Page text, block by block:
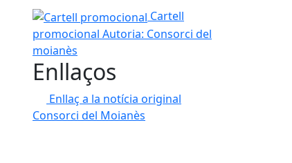
Cartell promocional
Cartell
promocional Autoria: Consorci del
moianès
Enllaços
Enllaç a la notícia original
Consorci del Moianès